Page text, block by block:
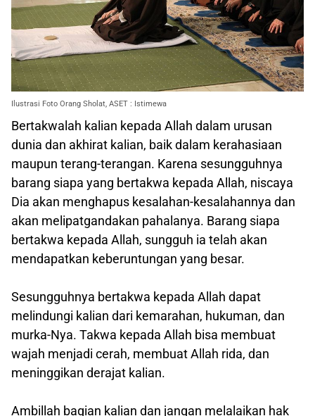
Ilustrasi Foto Orang Sholat, ASET : Istimewa
Bertakwalah kalian kepada Allah dalam urusan
dunia dan akhirat kalian, baik dalam kerahasiaan
maupun terang-terangan. Karena sesungguhnya
barang siapa yang bertakwa kepada Allah, niscaya
Dia akan menghapus kesalahan-kesalahannya dan
akan melipatgandakan pahalanya. Barang siapa
bertakwa kepada Allah, sungguh ia telah akan
mendapatkan keberuntungan yang besar.
Sesungguhnya bertakwa kepada Allah dapat
melindungi kalian dari kemarahan, hukuman, dan
murka-Nya. Takwa kepada Allah bisa membuat
wajah menjadi cerah, membuat Allah rida, dan
meninggikan derajat kalian.
Ambillah bagian kalian dan jangan melalaikan hak